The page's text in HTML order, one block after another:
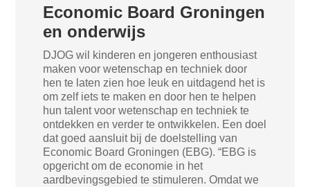
Economic Board Groningen
en onderwijs
DJOG wil kinderen en jongeren enthousiast
maken voor wetenschap en techniek door
hen te laten zien hoe leuk en uitdagend het is
om zelf iets te maken en door hen te helpen
hun talent voor wetenschap en techniek te
ontdekken en verder te ontwikkelen. Een doel
dat goed aansluit bij de doelstelling van
Economic Board Groningen (EBG). “EBG is
opgericht om de economie in het
aardbevingsgebied te stimuleren. Omdat we